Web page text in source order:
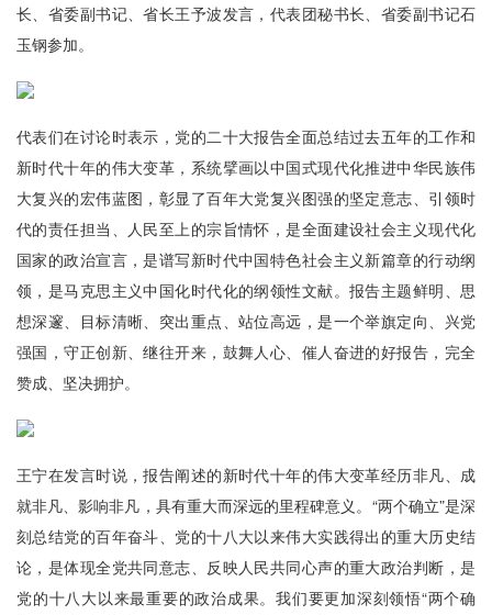
长、省委副书记、省长王予波发言，代表团秘书长、省委副书记石
玉钢参加。
代表们在讨论时表示，党的二十大报告全面总结过去五年的工作和
新时代十年的伟大变革，系统擘画以中国式现代化推进中华民族伟
大复兴的宏伟蓝图，彰显了百年大党复兴图强的坚定意志、引领时
代的责任担当、人民至上的宗旨情怀，是全面建设社会主义现代化
国家的政治宣言，是谱写新时代中国特色社会主义新篇章的行动纲
领，是马克思主义中国化时代化的纲领性文献。报告主题鲜明、思
想深邃、目标清晰、突出重点、站位高远，是一个举旗定向、兴党
强国，守正创新、继往开来，鼓舞人心、催人奋进的好报告，完全
赞成、坚决拥护。
王宁在发言时说，报告阐述的新时代十年的伟大变革经历非凡、成
就非凡、影响非凡，具有重大而深远的里程碑意义。“两个确立”是深
刻总结党的百年奋斗、党的十八大以来伟大实践得出的重大历史结
论，是体现全党共同意志、反映人民共同心声的重大政治判断，是
党的十八大以来最重要的政治成果。我们要更加深刻领悟“两个确